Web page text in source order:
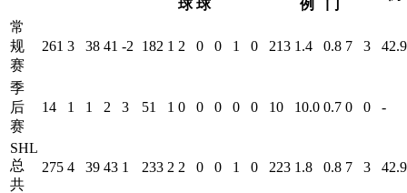
球 球
例
门
常
规
赛
261 3 38 41 -2 182 1 2 0 0 1 0 213 1.4 0.8 7 3 42.9
季
后
赛
14 1 1 2 3 51 1 0 0 0 0 0 10 10.0 0.7 0 0 -
SHL
总
共
275 4 39 43 1 233 2 2 0 0 1 0 223 1.8 0.8 7 3 42.9